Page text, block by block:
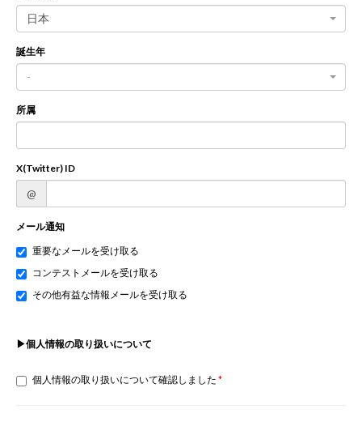
日本
誕生年
-
所属
X(Twitter) ID
@
メール通知
重要なメールを受け取る
コンテストメールを受け取る
その他有益な情報メールを受け取る
▶個人情報の取り扱いについて
個人情報の取り扱いについて確認しました